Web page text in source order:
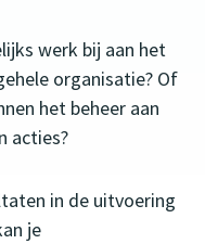
werk bij aan het
organisatie? Of
het beheer aan
acties?
in de uitvoering
je